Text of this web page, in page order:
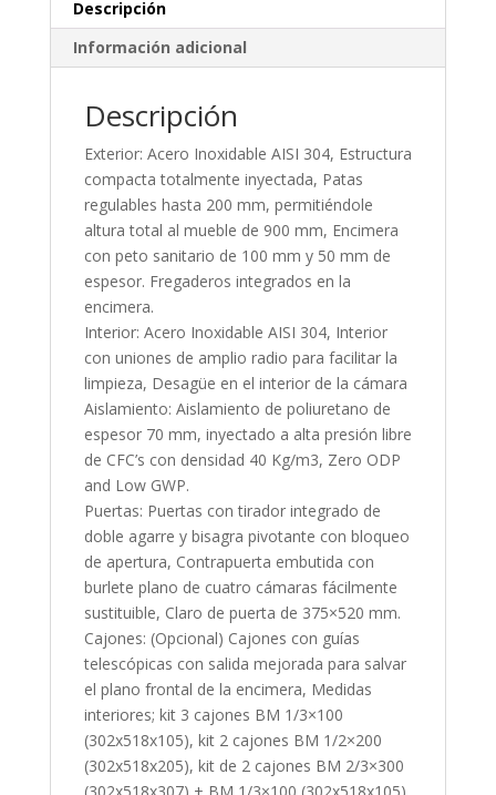
Descripción
Información adicional
Descripción
Exterior: Acero Inoxidable AISI 304, Estructura
compacta totalmente inyectada, Patas
regulables hasta 200 mm, permitiéndole
altura total al mueble de 900 mm, Encimera
con peto sanitario de 100 mm y 50 mm de
espesor. Fregaderos integrados en la
encimera.
Interior: Acero Inoxidable AISI 304, Interior
con uniones de amplio radio para facilitar la
limpieza, Desagüe en el interior de la cámara
Aislamiento: Aislamiento de poliuretano de
espesor 70 mm, inyectado a alta presión libre
de CFC’s con densidad 40 Kg/m3, Zero ODP
and Low GWP.
Puertas: Puertas con tirador integrado de
doble agarre y bisagra pivotante con bloqueo
de apertura, Contrapuerta embutida con
burlete plano de cuatro cámaras fácilmente
sustituible, Claro de puerta de 375×520 mm.
Cajones: (Opcional) Cajones con guías
telescópicas con salida mejorada para salvar
el plano frontal de la encimera, Medidas
interiores; kit 3 cajones BM 1/3×100
(302x518x105), kit 2 cajones BM 1/2×200
(302x518x205), kit de 2 cajones BM 2/3×300